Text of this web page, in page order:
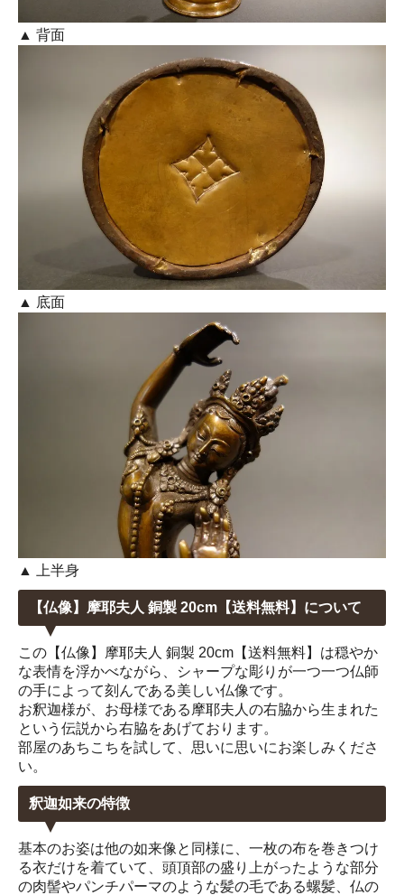
▲ 背面
▲ 底面
▲ 上半身
【仏像】摩耶夫人 銅製 20cm【送料無料】について
この【仏像】摩耶夫人 銅製 20cm【送料無料】は穏やか
な表情を浮かべながら、シャープな彫りが一つ一つ仏師
の手によって刻んである美しい仏像です。
お釈迦様が、お母様である摩耶夫人の右脇から生まれた
という伝説から右脇をあげております。
部屋のあちこちを試して、思いに思いにお楽しみくださ
い。
釈迦如来の特徴
基本のお姿は他の如来像と同様に、一枚の布を巻きつけ
る衣だけを着ていて、頭頂部の盛り上がったような部分
の肉髻やパンチパーマのような髪の毛である螺髪、仏の